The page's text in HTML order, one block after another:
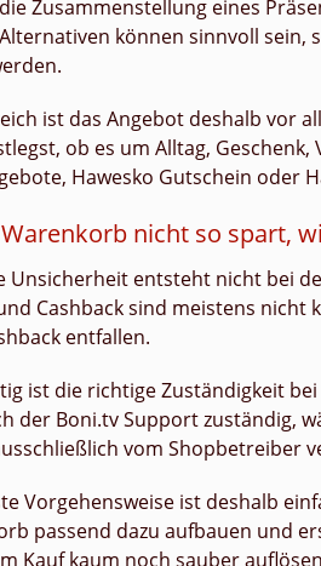
Zusammenstellung eines
können sinnvoll sein,
ist das Angebot deshalb vor
ob es um Alltag,
Hawesko Gutschein oder
nicht so spart,
Unsicherheit entsteht nicht bei
Cashback sind meistens
entfallen.
ist die richtige Zuständigkeit
der Boni.tv Support zuständig,
vom Shopbetreiber
Vorgehensweise ist deshalb
passend dazu aufbauen und
Kauf kaum noch sauber